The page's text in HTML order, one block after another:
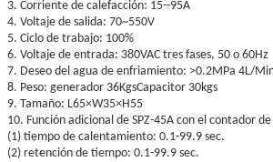
3. Corriente de calefacción: 15--95A
4. Voltaje de salida: 70~550V
5. Ciclo de trabajo: 100%
6. Voltaje de entrada: 380VAC tres fases, 50 o 60Hz
7. Deseo del agua de enfriamiento: >0.2MPa 4L/
8. Peso: generador 36KgsCapacitor 30kgs
9. Tamaño: L65×W35×H55
10. Función adicional de SPZ-45A con el contador
(1) tiempo de calentamiento: 0.1-99.9 sec.
(2) retención de tiempo: 0.1-99.9 sec.